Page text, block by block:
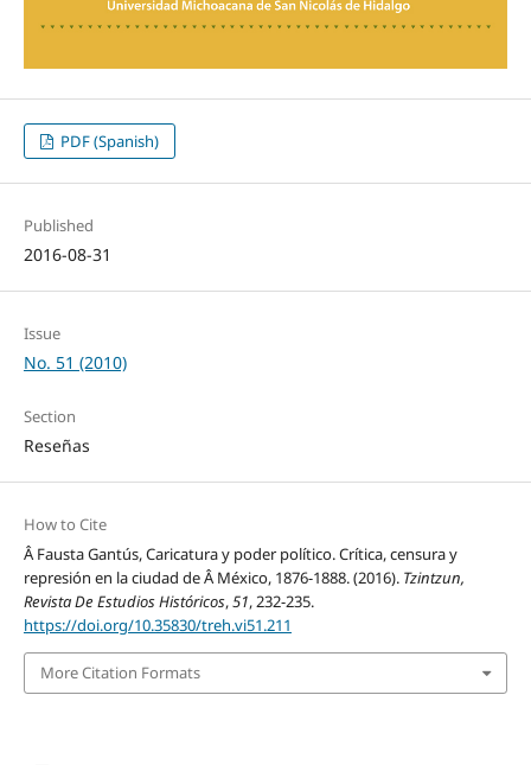
PDF (Spanish)
Published
2016-08-31
Issue
No. 51 (2010)
Section
Reseñas
How to Cite
Â Fausta Gantús, Caricatura y poder político. Crítica, censura y
represión en la ciudad de Â México, 1876-1888. (2016). Tzintzun,
Revista De Estudios Históricos,51, 232-235.
https://doi.org/10.35830/treh.vi51.211
More Citation Formats